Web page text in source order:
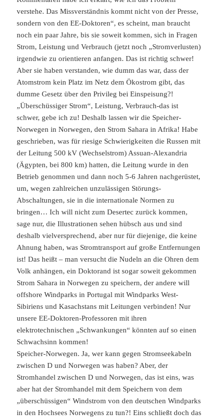
verstehe. Das Missverständnis kommt nicht von der Presse,
sondern von den EE-Doktoren“, es scheint, man braucht
noch ein paar Jahre, bis sie soweit kommen, sich in Fragen
Strom, Leistung und Verbrauch (jetzt noch „Stromverlusten)
irgendwie zu orientieren anfangen. Das ist richtig schwer!
Aber sie haben verstanden, wie dumm das war, dass der
Atomstrom kein Platz im Netz dem Ökostrom gibt, das
dumme Gesetz über den Privileg bei Einspeisung?!
„Überschüssiger Strom“, Leistung, Verbrauch-das ist
schwer, gebe ich zu! Deshalb lassen wir die Speicher-
Norwegen in Norwegen, den Strom Sahara in Afrika! Habe
geschrieben, was für riesige Schwierigkeiten die Russen mit
der Leitung 500 kV (Wechselstrom) Assuan-Alexandria
(Ägypten, bei 800 km) hatten, die Leitung wurde in den
Betrieb genommen und dann noch 5-6 Jahren nachgerüstet,
um, wegen zahlreichen unzulässigen Störungs-
Abschaltungen, sie in die internationale Normen zu
bringen… Ich will nicht zum Desertec zurück kommen,
sage nur, die Illustrationen sehen hübsch aus und sind
deshalb vielversprechend, aber nur für diejenige, die keine
Ahnung haben, was Stromtransport auf große Entfernungen
ist! Das heißt – man versucht die Nudeln an die Ohren dem
Volk anhängen, ein Doktorand ist sogar soweit gekommen
Strom Sahara in Norwegen zu speichern, der andere will
offshore Windparks in Portugal mit Windparks West-
Sibiriens und Kasachstans mit Leitungen verbinden! Nur
unsere EE-Doktoren-Professoren mit ihren
elektrotechnischen „Schwankungen“ könnten auf so einen
Schwachsinn kommen!
Speicher-Norwegen. Ja, wer kann gegen Stromseekabeln
zwischen D und Norwegen was haben? Aber, der
Stromhandel zwischen D und Norwegen, das ist eins, was
aber hat der Stromhandel mit dem Speichern von dem
„überschüssigen“ Windstrom von den deutschen Windparks
in den Hochsees Norwegens zu tun?! Eins schließt doch das